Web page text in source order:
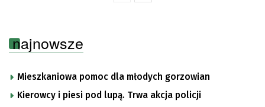
najnowsze
Mieszkaniowa pomoc dla młodych gorzowian
Kierowcy i piesi pod lupą. Trwa akcja policji